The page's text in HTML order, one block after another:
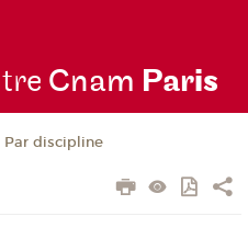
Cnam Paris
Par discipline